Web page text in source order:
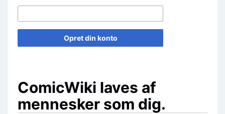
Opret din konto
ComicWiki laves af
mennesker som dig.